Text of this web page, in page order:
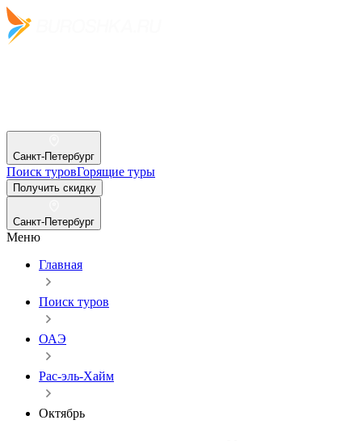
Санкт-Петербург
Поиск туровГорящие туры
Получить скидку
Санкт-Петербург
Меню
Главная
Поиск туров
ОАЭ
Рас-эль-Хайм
Октябрь